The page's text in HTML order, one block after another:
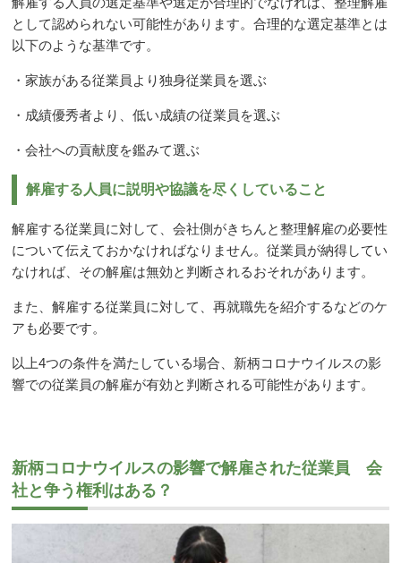
として認められない可能性があります。合理的な選定基準とは
以下のような基準です。
・家族がある従業員より独身従業員を選ぶ
・成績優秀者より、低い成績の従業員を選ぶ
・会社への貢献度を鑑みて選ぶ
解雇する人員に説明や協議を尽くしていること
解雇する従業員に対して、会社側がきちんと整理解雇の必要性
について伝えておかなければなりません。従業員が納得してい
なければ、その解雇は無効と判断されるおそれがあります。
また、解雇する従業員に対して、再就職先を紹介するなどのケ
アも必要です。
以上4つの条件を満たしている場合、新柄コロナウイルスの影
響での従業員の解雇が有効と判断される可能性があります。
新柄コロナウイルスの影響で解雇された従業員 会
社と争う権利はある？